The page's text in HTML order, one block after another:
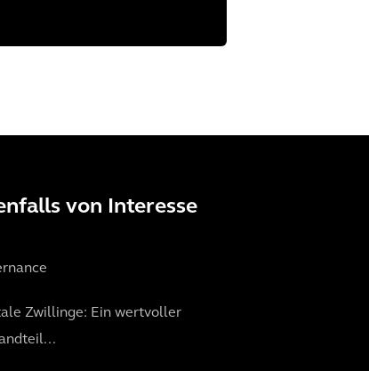
von Interesse
Zwillinge: Ein wertvoller